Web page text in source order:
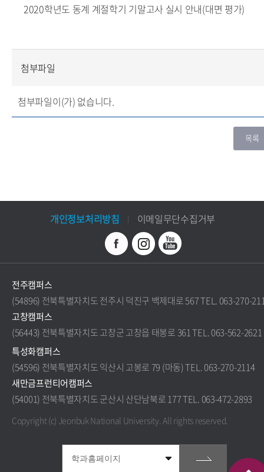
2020학년도 동계 계절학기 기말고사 실시 안내(대면 평가)
첨부파일
첨부파일이(가) 없습니다.
개인정보처리방침 이메일무단수집거부
전주캠퍼스
(54896) 전북특별자치도 전주시 덕진구 백제대로 567 TEL. 063-270-
고창캠퍼스
(56443) 전북특별자치도 고창군 고창읍 태봉로 361 TEL. 063-562-2621
특성화캠퍼스
(54596) 전북특별자치도 익산시 고봉로 79 (마동) TEL. 063-270-2114
새만금프런티어캠퍼스
(54001) 전북특별자치도 군산시 산단남북로 177 TEL. 063-472-2893
Copyright (c) Jeonbuk National University.All rights reserved.